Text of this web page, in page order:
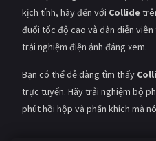
kịch tính, hãy đến với Collide
đuổi tốc độ cao và dàn diễn
trải nghiệm điện ảnh đáng xem.
Bạn có thể dễ dàng tìm thấy
trực tuyến. Hãy trải nghiệm bộ
phút hồi hộp và phấn khích mà